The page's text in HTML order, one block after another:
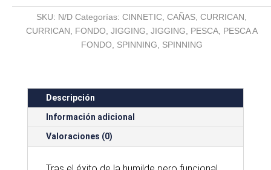
TANERA
GOLD
cantidad
SKU: N/D Categorías: CINNETIC CAÑAS CURRICAN
CURRICAN
FONDO JIGGING JIGGING PESCA, PESCA A
FONDO
SPINNING SPINNING
Descripción
Información adicional
Valoraciones (0)